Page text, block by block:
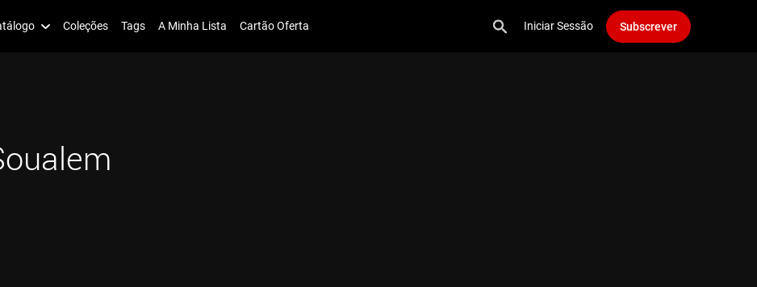
Coleções Tags A Minha Lista Cartão Oferta Iniciar Sessão Subscrever